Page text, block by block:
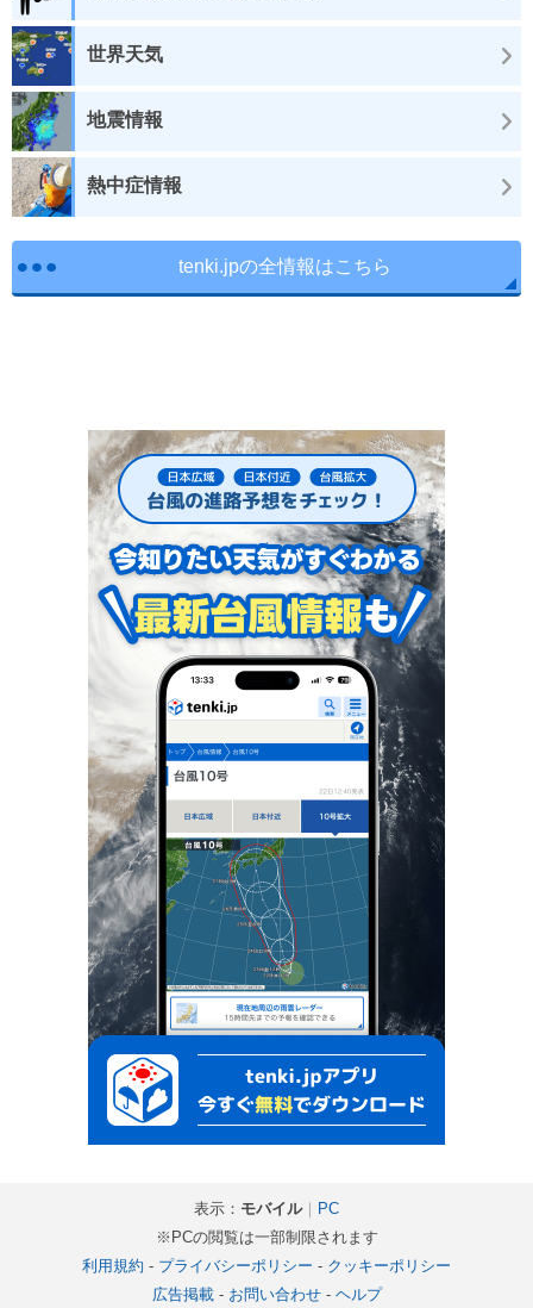
世界天気
地震情報
熱中症情報
tenki.jpの全情報はこちら
表示： モバイル｜ PC
※PCの閲覧は一部制限されます
利用規約 - プライバシーポリシー - クッキーポリシー
広告掲載- お問い合わせ- ヘルプ